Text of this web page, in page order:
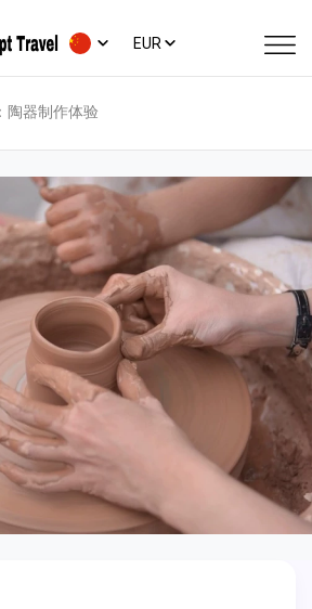
EUR
陶器制作体验